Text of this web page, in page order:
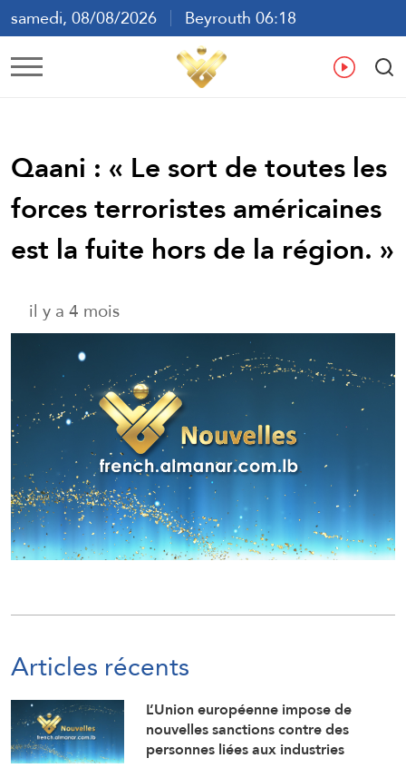
samedi, 08/08/2026
Beyrouth 06:18
ع
Qaani : « Le sort de toutes les
forces terroristes américaines
est la fuite hors de la région. »
il y a 4 mois
Articles récents
L’Union européenne impose de
nouvelles sanctions contre des
personnes liées aux industries